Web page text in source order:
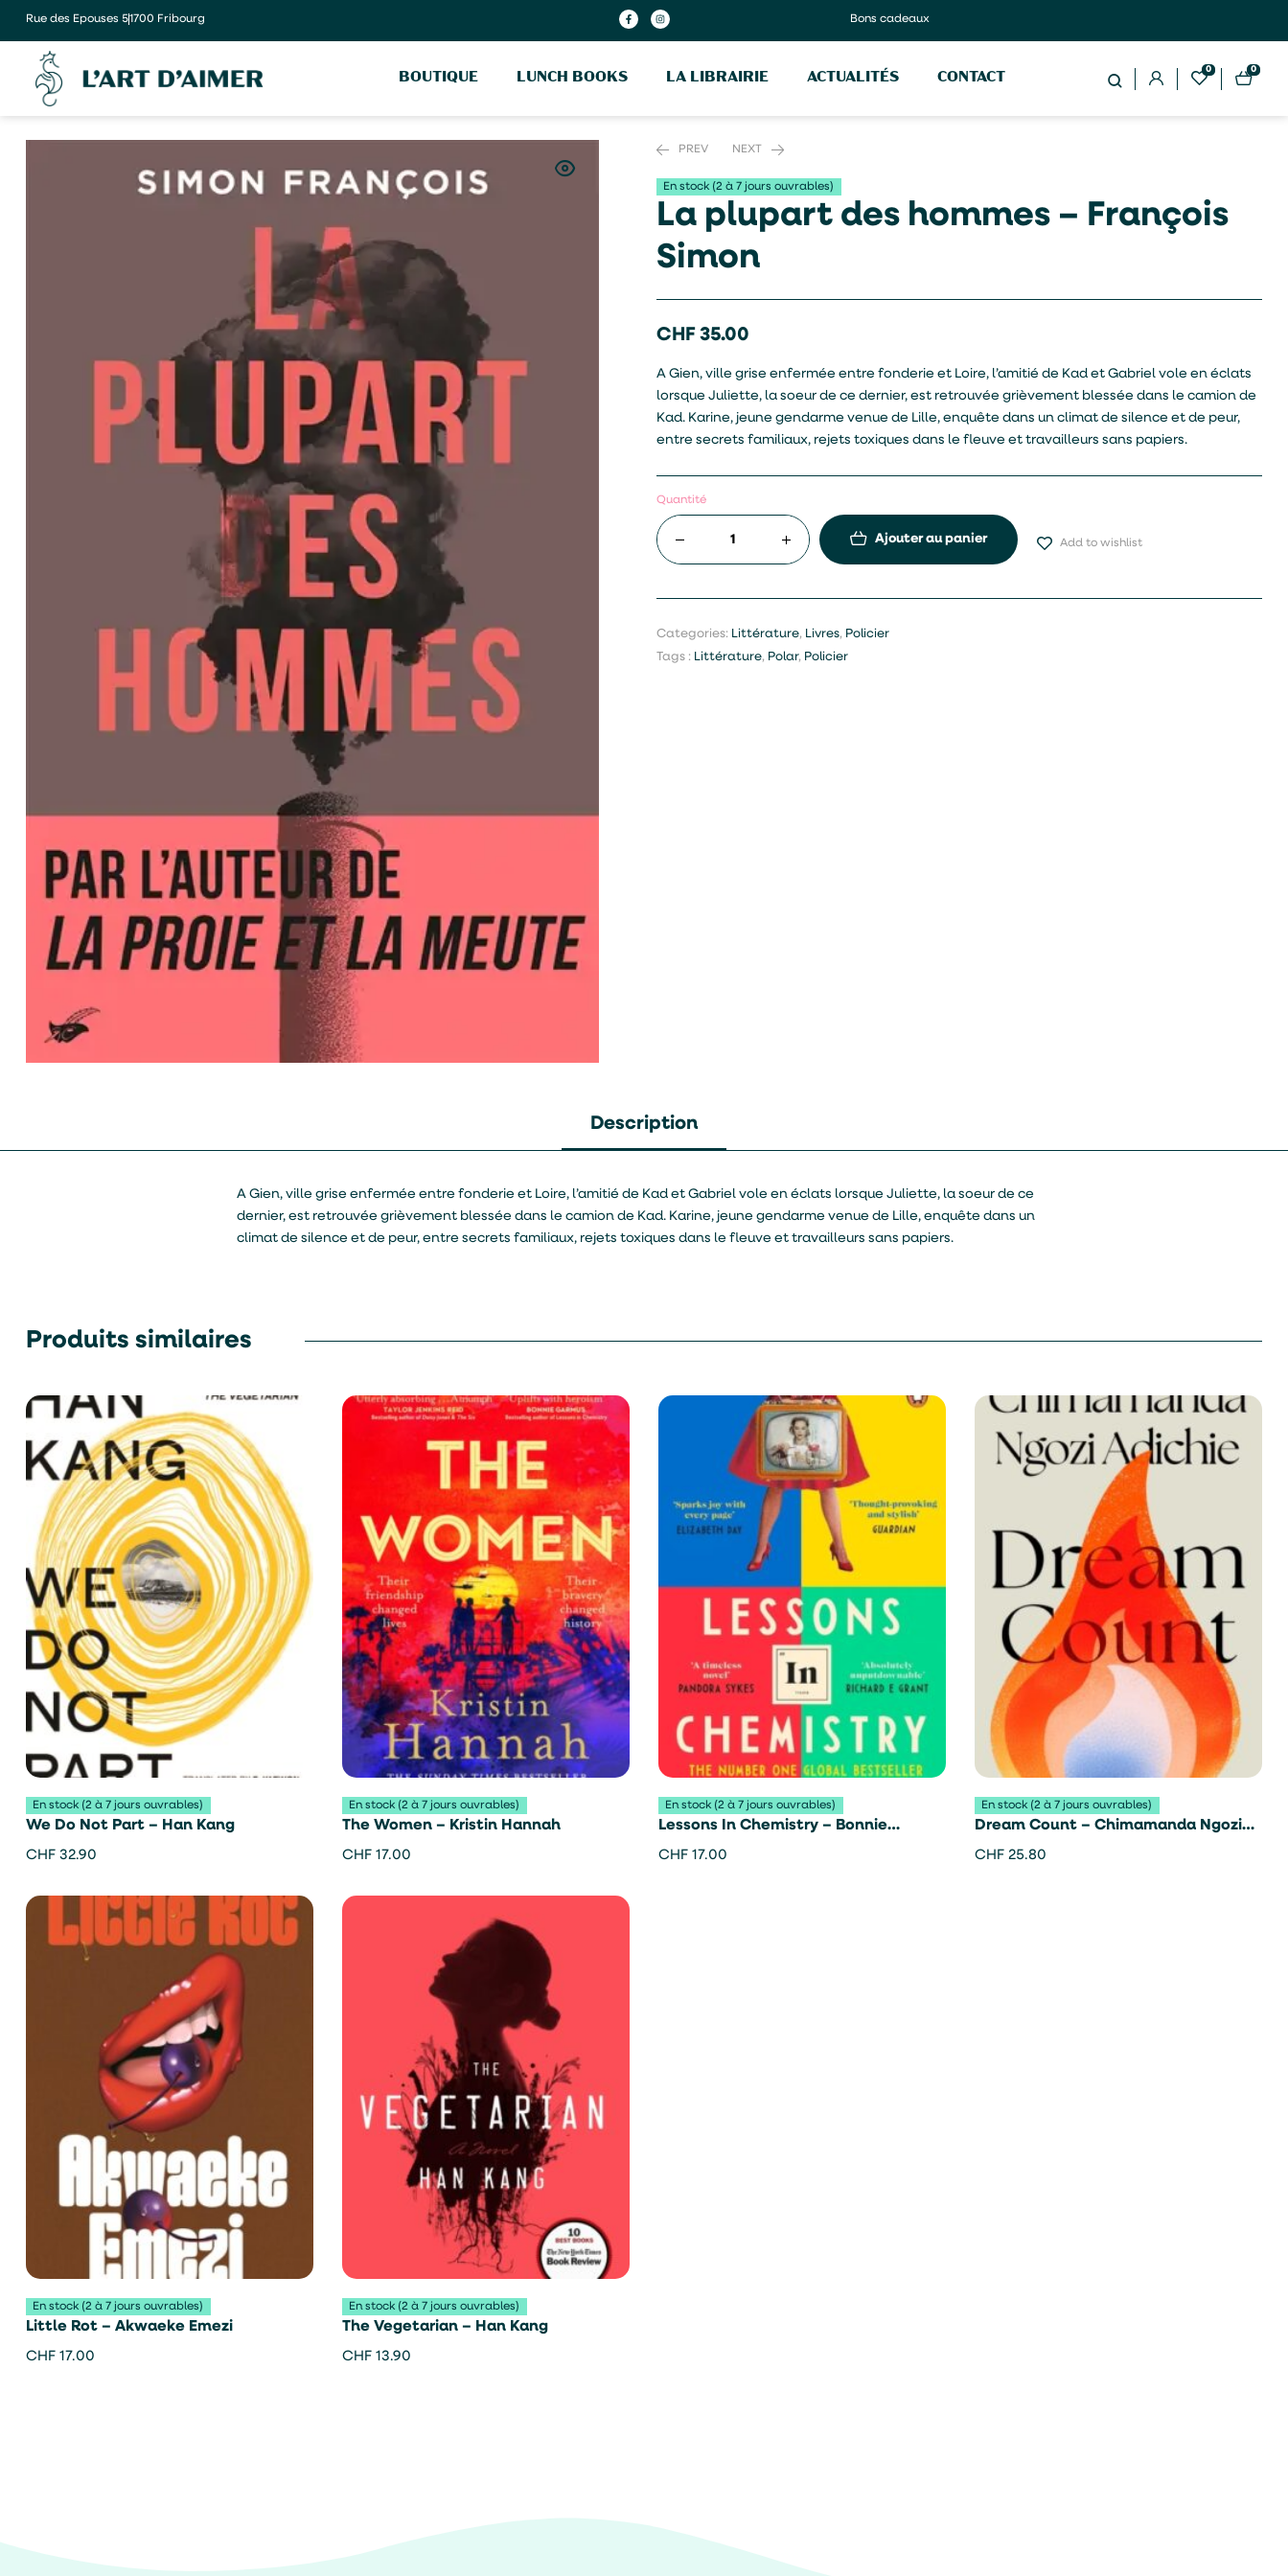
Rue des Epouses 51700 Fribourg Bons cadeaux
BOUTIQUE LUNCH BOOKS LA LIBRAIRIE ACTUALITÉS CONTACT
0 0
PREV NEXT
En stock (2 à 7 jours ouvrables)
La plupart des hommes – François
Simon
CHF 35.00
A Gien, ville grise enfermée entre fonderie et Loire, l’amitié de Kad et Gabriel vole en éclats
lorsque Juliette, la soeur de ce dernier, est retrouvée grièvement blessée dans le camion de
Kad. Karine, jeune gendarme venue de Lille, enquête dans un climat de silence et de peur,
entre secrets familiaux, rejets toxiques dans le fleuve et travailleurs sans papiers.
Quantité
Ajouter au panier Add to wishlist
Categories: Littérature, Livres, Policier
Tags : Littérature, Polar, Policier
Description
A Gien, ville grise enfermée entre fonderie et Loire, l’amitié de Kad et Gabriel vole en éclats lorsque Juliette, la soeur de ce
dernier, est retrouvée grièvement blessée dans le camion de Kad. Karine, jeune gendarme venue de Lille, enquête dans un
climat de silence et de peur, entre secrets familiaux, rejets toxiques dans le fleuve et travailleurs sans papiers.
Produits similaires
En stock (2 à 7 jours ouvrables)
We Do Not Part – Han Kang
CHF 32.90
En stock (2 à 7 jours ouvrables)
The Women – Kristin Hannah
CHF 17.00
En stock (2 à 7 jours ouvrables)
Lessons In Chemistry – Bonnie
Garmus
CHF 17.00
En stock (2 à 7 jours ouvrables)
Dream Count – Chimamanda Ngozi
Adichie
CHF 25.80
En stock (2 à 7 jours ouvrables)
Little Rot – Akwaeke Emezi
CHF 17.00
En stock (2 à 7 jours ouvrables)
The Vegetarian – Han Kang
CHF 13.90